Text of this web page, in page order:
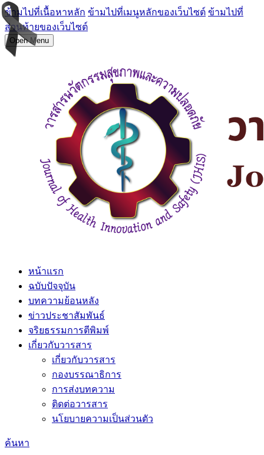
ข้ามไปที่เนื้อหาหลัก ข้ามไปที่เมนูหลักของเว็บไซต์ ข้ามไปที่
ส่วนท้ายของเว็บไซต์
Open Menu
หน้าแรก
ฉบับปัจจุบัน
บทความย้อนหลัง
ข่าวประชาสัมพันธ์
จริยธรรมการตีพิมพ์
เกี่ยวกับวารสาร
เกี่ยวกับวารสาร
กองบรรณาธิการ
การส่งบทความ
ติดต่อวารสาร
นโยบายความเป็นส่วนตัว
ค้นหา